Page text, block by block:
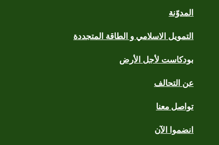
المدوّنة
التمويل الاسلامي و الطاقة المتجددة
بودكاست لأجل الأرض
عن التحالف
تواصل معنا
انضموا الآن